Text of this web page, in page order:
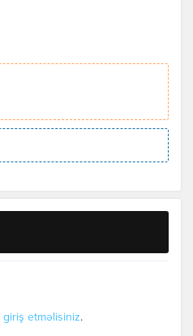
giriş etməlisiniz.